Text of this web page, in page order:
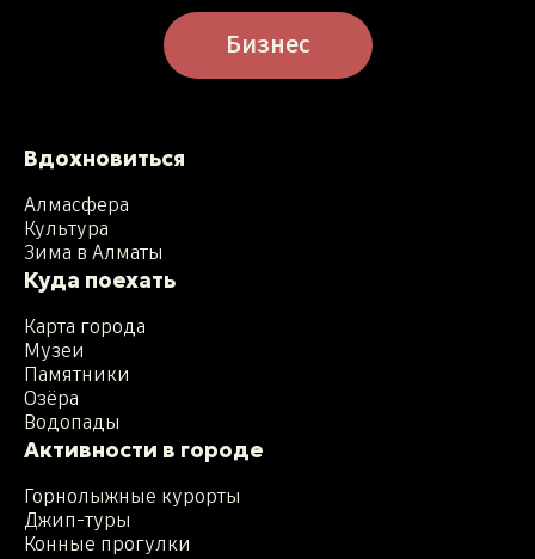
Бизнес
Вдохновиться
Алмасфера
Культура
Зима в Алматы
Куда поехать
Карта города
Музеи
Памятники
Озёра
Водопады
Активности в городе
Горнолыжные курорты
Джип-туры
Конные прогулки